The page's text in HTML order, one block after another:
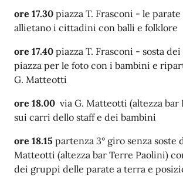
ore 17.30 piazza T. Frasconi - le parate
allietano i cittadini con balli e folklore
ore 17.40 piazza T. Frasconi - sosta
piazza per le foto con i bambini e
G. Matteotti
ore 18.00 via G. Matteotti (altezza bar
sui carri dello staff e dei bambini
ore 18.15 partenza 3° giro senza soste
Matteotti (altezza bar Terre Paolini)
dei gruppi delle parate a terra e